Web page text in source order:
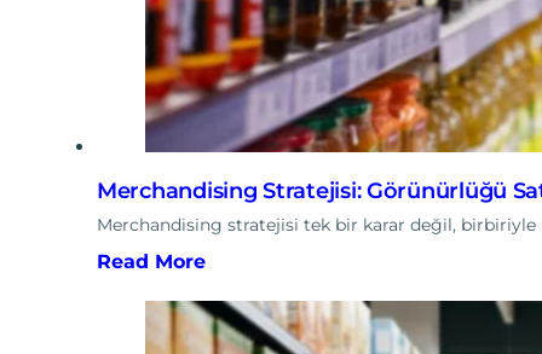
Merchandising Stratejisi: Görünürlüğü
Merchandising stratejisi tek bir karar değil, birbiriyle
Read More